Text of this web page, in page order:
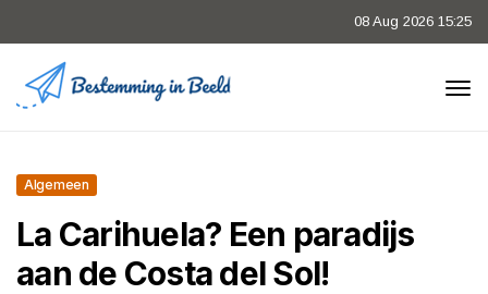
08 Aug 2026 15:25
Algemeen
La Carihuela? Een paradijs
aan de Costa del Sol!